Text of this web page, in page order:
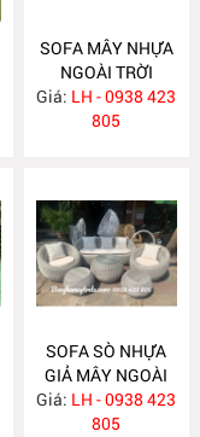
SOFA MÂY NHỰA
NGOÀI TRỜI
NH237
Giá: LH - 0938 423
805
SOFA SÒ NHỰA
GIẢ MÂY NGOÀI
TRỜI NH234
Giá: LH - 0938 423
805